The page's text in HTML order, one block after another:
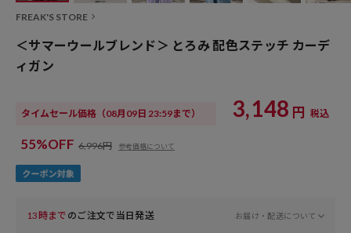
FREAK'S STORE
＜サマーウールブレンド＞ とろみ 配色ステッチ カーデ
ィガン
タイムセール価格 （08月09日 23:59まで） 3,148 円 税込
55%OFF 6,996円 参考価格について
13時まで のご注文で当日発送 お届け・配送について